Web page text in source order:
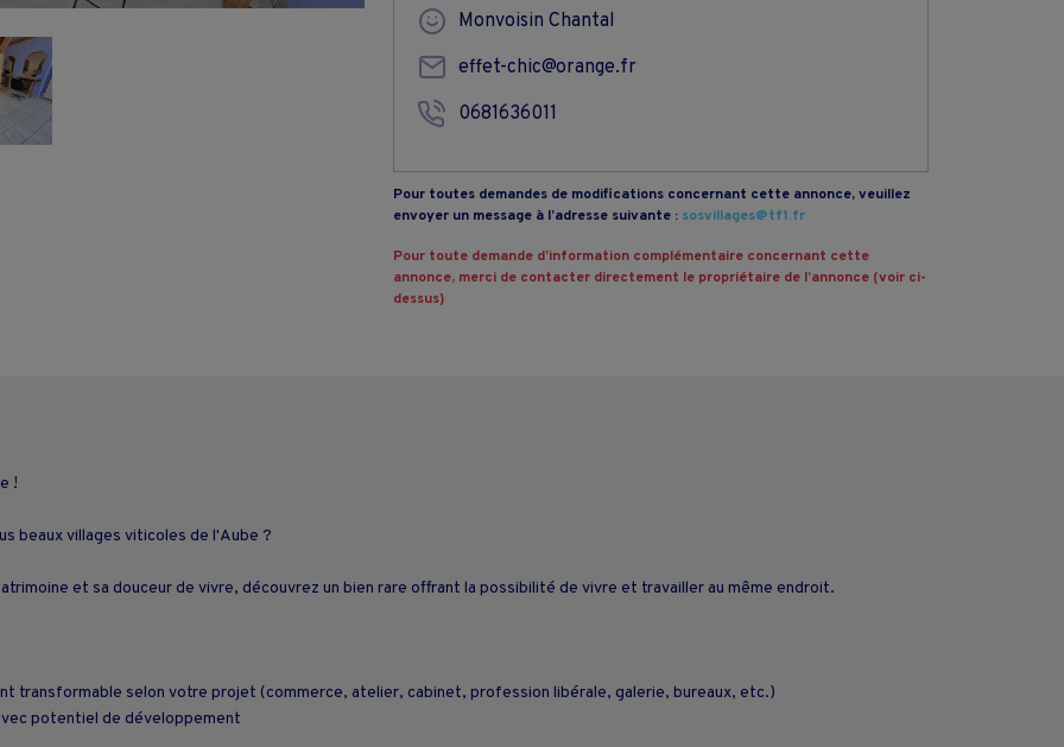
Monvoisin Chantal
effet-chic@orange.fr
0681636011
Pour toutes demandes de modifications concernant cette annonce, veuillez
envoyer un message à l’adresse suivante : sosvillages@tf1.fr
Pour toute demande d’information complémentaire concernant cette
annonce, merci de contacter directement le propriétaire de l’annonce (voir ci-
dessus)
!
beaux villages viticoles de l'Aube ?
et sa douceur de vivre, découvrez un bien rare offrant la possibilité de vivre et travailler au même endroit.
transformable selon votre projet (commerce, atelier, cabinet, profession libérale, galerie, bureaux, etc.)
potentiel de développement